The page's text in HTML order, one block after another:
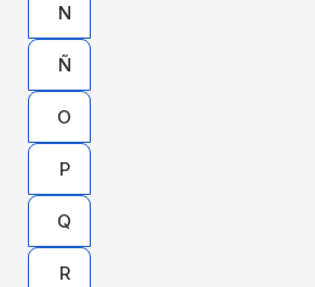
N
Ñ
O
P
Q
R